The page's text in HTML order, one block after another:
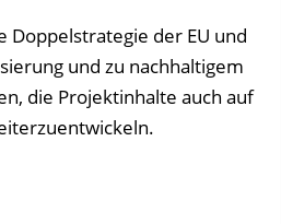
Doppelstrategie der EU und
und zu nachhaltigem
die Projektinhalte auch auf